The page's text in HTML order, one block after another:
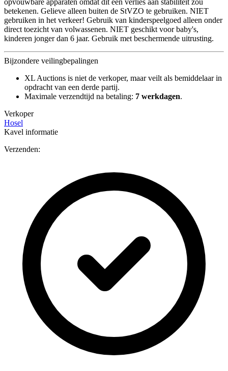
betekenen. Gelieve alleen buiten de StVZO te gebruiken. NIET
gebruiken in het verkeer! Gebruik van kinderspeelgoed alleen onder
direct toezicht van volwassenen. NIET geschikt voor baby's,
kinderen jonger dan 6 jaar. Gebruik met beschermende uitrusting.
Bijzondere veilingbepalingen
XL Auctions is niet de verkoper, maar veilt als bemiddelaar in
opdracht van een derde partij.
Maximale verzendtijd na betaling: 7 werkdagen.
Verkoper
Hosel
Kavel informatie
Verzenden: